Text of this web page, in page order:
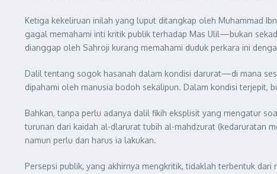
Ketiga kekeliruan inilah yang luput ditangkap oleh Muhammad
gagal memahami inti kritik publik terhadap Mas Ulil—bukan
dianggap oleh Sahroji kurang memahami duduk perkara ini
Dalil tentang sogok hasanah dalam kondisi darurat—di mana
dipahami oleh manusia bodoh sekalipun. Dalam kondisi terjepit,
Bahkan, tanpa perlu adanya dalil fikih eksplisit yang mengatur
turunan dari kaidah al-dlarurat tubih al-mahdzurat (kedaruratan
namun perlu dan harus ia lakukan.
Persepsi publik, yang akhirnya mengkritik, tidaklah terbentuk